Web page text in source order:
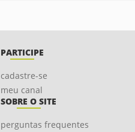
PARTICIPE
cadastre-se
meu canal
SOBRE O SITE
perguntas frequentes